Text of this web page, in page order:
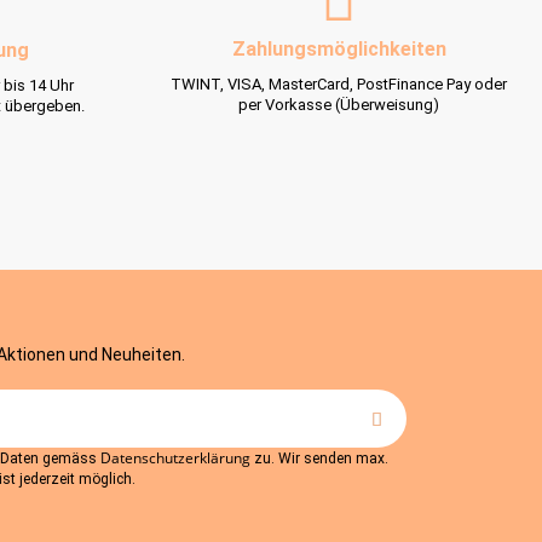
14 Uhr
Zahlungsmöglichkeiten
TWINT, VISA, MasterCard, PostFinance Pay oder
per Vorkasse (Überweisung)
und Neuheiten.
gemäss Datenschutzerklärung zu. Wir senden max.
jederzeit möglich.